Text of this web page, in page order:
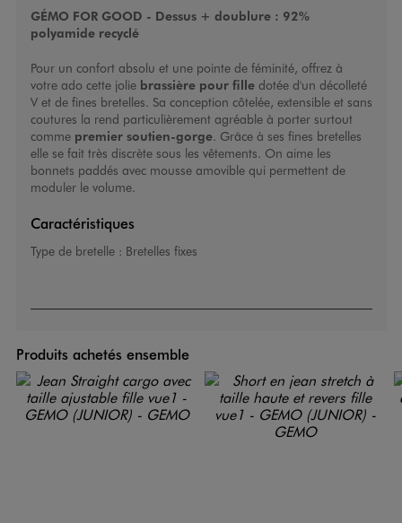
GÉMO FOR GOOD - Dessus + doublure : 92%
polyamide recyclé
Pour un confort absolu et une pointe de féminité, offrez à
votre ado cette jolie brassière pour filledotée d'un décolleté
V et de fines bretelles. Sa conception côtelée, extensible et sans
coutures la rend particulièrement agréable à porter surtout
comme premier soutien-gorge. Grâce à ses fines bretelles
elle se fait très discrète sous les vêtements. On aime les
bonnets paddés avec mousse amovible qui permettent de
moduler le volume.
Caractéristiques
Type de bretelle : Bretelles fixes
Produits achetés ensemble